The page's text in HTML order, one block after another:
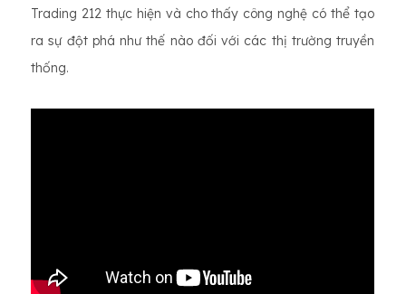
Trading 212 thực hiện và cho thấy công nghệ có thể tạo
ra sự đột phá như thế nào đối với các thị trường truyền
thống.